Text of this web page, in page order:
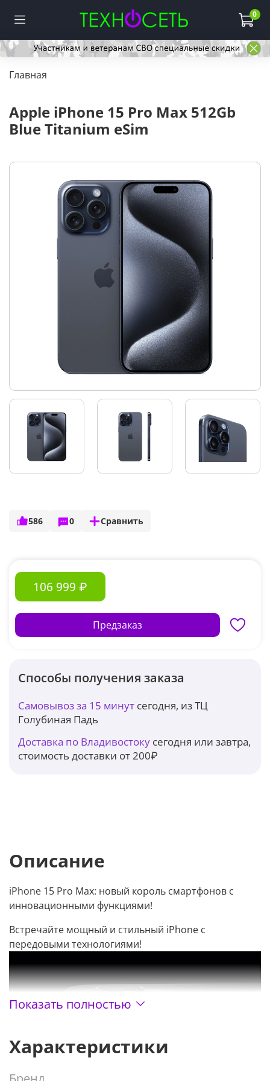
0
Главная
Apple iPhone 15 Pro Max 512Gb
Blue Titanium eSim
586 0 Сравнить
106 999 ₽
Предзаказ
Способы получения заказа
Самовывоз за 15 минут сегодня, из ТЦ
Голубиная Падь
Доставка по Владивостоку сегодня или завтра,
стоимость доставки от 200₽
Описание
iPhone 15 Pro Max: новый король смартфонов с
инновационными функциями!
Встречайте мощный и стильный iPhone с
передовыми технологиями!
Показать полностью
Характеристики